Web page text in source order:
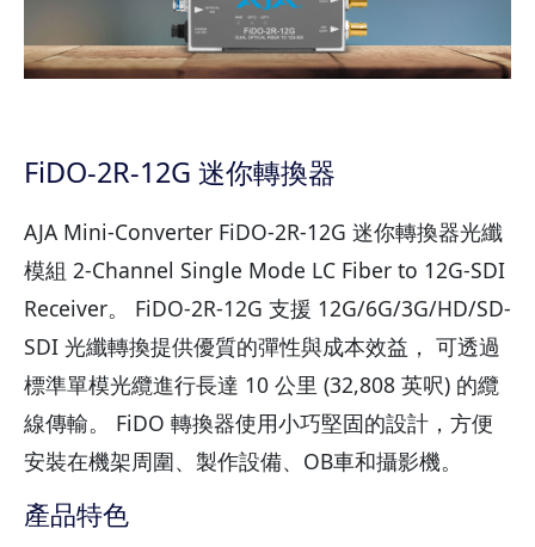
FiDO-2R-12G 迷你轉換器
AJA Mini-Converter FiDO-2R-12G 迷你轉換器光纖
模組 2-Channel Single Mode LC Fiber to 12G-SDI
Receiver。 FiDO-2R-12G 支援 12G/6G/3G/HD/SD-
SDI 光纖轉換提供優質的彈性與成本效益， 可透過
標準單模光纜進行長達 10 公里 (32,808 英呎) 的纜
線傳輸。 FiDO 轉換器使用小巧堅固的設計，方便
安裝在機架周圍、製作設備、OB車和攝影機。
產品特色